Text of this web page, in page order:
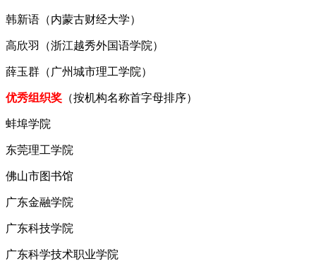
韩新语（内蒙古财经大学）
高欣羽（浙江越秀外国语学院）
薛玉群（广州城市理工学院）
优秀组织奖 （按机构名称首字母排序）
蚌埠学院
东莞理工学院
佛山市图书馆
广东金融学院
广东科技学院
广东科学技术职业学院